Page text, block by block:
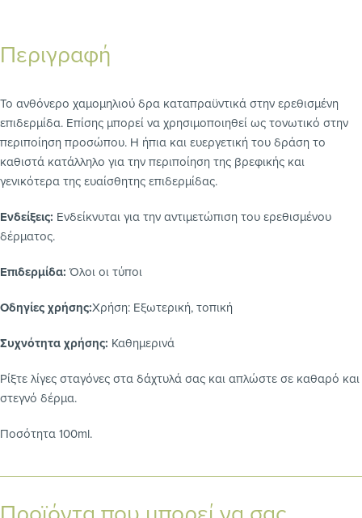
Περιγραφή
Το ανθόνερο χαμομηλιού δρα καταπραϋντικά στην ερεθισμένη
επιδερμίδα. Επίσης μπορεί να χρησιμοποιηθεί ως τονωτικό στην
περιποίηση προσώπου. Η ήπια και ευεργετική του δράση το
καθιστά κατάλληλο για την περιποίηση της βρεφικής και
γενικότερα της ευαίσθητης επιδερμίδας.
Ενδείξεις: Ενδείκνυται για την αντιμετώπιση του ερεθισμένου
δέρματος.
Επιδερμίδα: Όλοι οι τύποι
Οδηγίες χρήσης:Χρήση: Εξωτερική, τοπική
Συχνότητα χρήσης: Καθημερινά
Ρίξτε λίγες σταγόνες στα δάχτυλά σας και απλώστε σε καθαρό και
στεγνό δέρμα.
Ποσότητα 100ml.